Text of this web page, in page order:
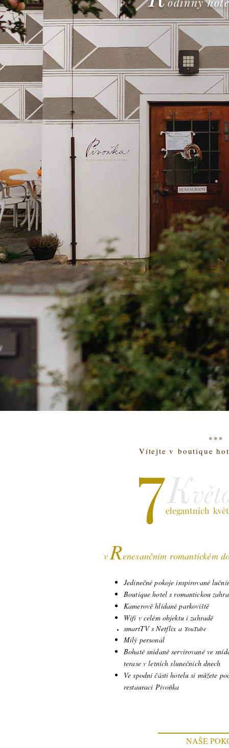
***
Vítejte v boutique
7elegantních
K
vRenesančním romantickém
Jedinečné pokoje inspirované
Boutique hotel s romantickou
Kamerově hlídané parkoviště
Wifi v celém objektu i zahradě
smartTV s Netflix a YouTube
Milý personál
Bohaté snídaně servírované ve
terase v letních slunečních dnech
Ve spodní části hotelu si můžete
restauraci Pivoňka
NAŠE